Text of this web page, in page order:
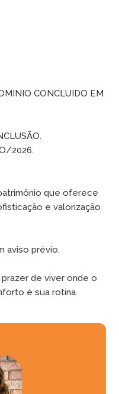
CONCLUIDO EM
2026.
que oferece
e valorização
aviso prévio.
de viver onde o
é sua rotina.